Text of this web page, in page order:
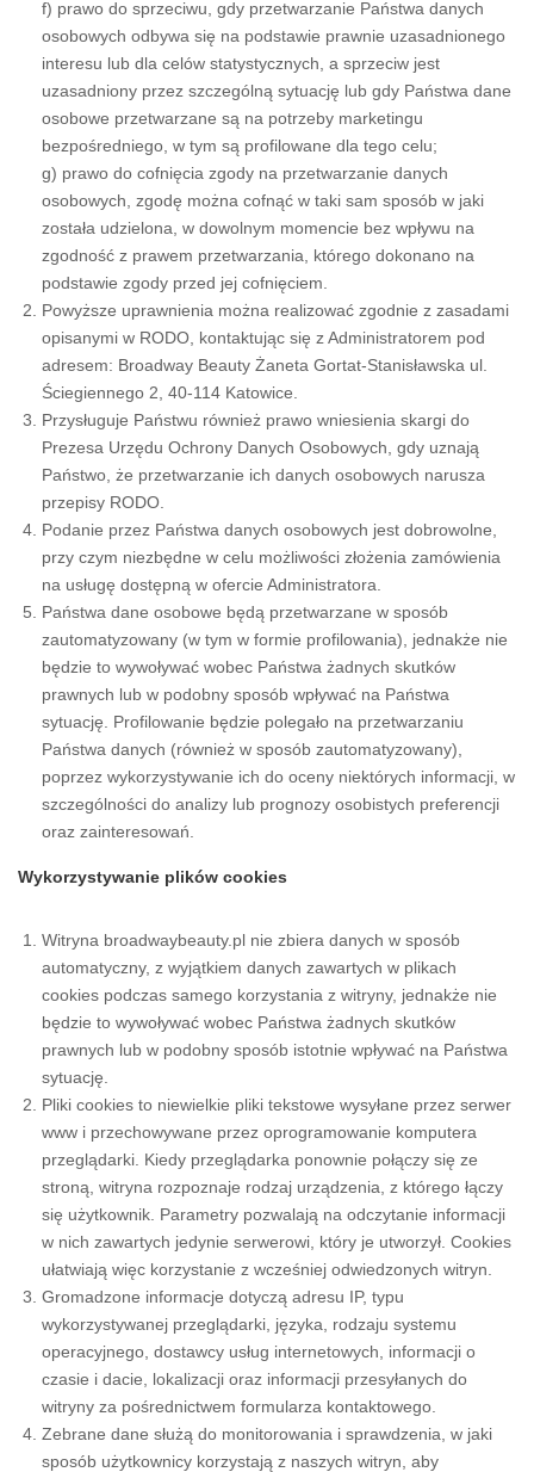
f) prawo do sprzeciwu, gdy przetwarzanie Państwa danych
osobowych odbywa się na podstawie prawnie uzasadnionego
interesu lub dla celów statystycznych, a sprzeciw jest
uzasadniony przez szczególną sytuację lub gdy Państwa dane
osobowe przetwarzane są na potrzeby marketingu
bezpośredniego, w tym są profilowane dla tego celu;
g) prawo do cofnięcia zgody na przetwarzanie danych
osobowych, zgodę można cofnąć w taki sam sposób w jaki
została udzielona, w dowolnym momencie bez wpływu na
zgodność z prawem przetwarzania, którego dokonano na
podstawie zgody przed jej cofnięciem.
Powyższe uprawnienia można realizować zgodnie z zasadami
opisanymi w RODO, kontaktując się z Administratorem pod
adresem: Broadway Beauty Żaneta Gortat-Stanisławska ul.
Ściegiennego 2, 40-114 Katowice.
Przysługuje Państwu również prawo wniesienia skargi do
Prezesa Urzędu Ochrony Danych Osobowych, gdy uznają
Państwo, że przetwarzanie ich danych osobowych narusza
przepisy RODO.
Podanie przez Państwa danych osobowych jest dobrowolne,
przy czym niezbędne w celu możliwości złożenia zamówienia
na usługę dostępną w ofercie Administratora.
Państwa dane osobowe będą przetwarzane w sposób
zautomatyzowany (w tym w formie profilowania), jednakże nie
będzie to wywoływać wobec Państwa żadnych skutków
prawnych lub w podobny sposób wpływać na Państwa
sytuację. Profilowanie będzie polegało na przetwarzaniu
Państwa danych (również w sposób zautomatyzowany),
poprzez wykorzystywanie ich do oceny niektórych informacji, w
szczególności do analizy lub prognozy osobistych preferencji
oraz zainteresowań.
Wykorzystywanie plików cookies
Witryna broadwaybeauty.pl nie zbiera danych w sposób
automatyczny, z wyjątkiem danych zawartych w plikach
cookies podczas samego korzystania z witryny, jednakże nie
będzie to wywoływać wobec Państwa żadnych skutków
prawnych lub w podobny sposób istotnie wpływać na Państwa
sytuację.
Pliki cookies to niewielkie pliki tekstowe wysyłane przez serwer
www i przechowywane przez oprogramowanie komputera
przeglądarki. Kiedy przeglądarka ponownie połączy się ze
stroną, witryna rozpoznaje rodzaj urządzenia, z którego łączy
się użytkownik. Parametry pozwalają na odczytanie informacji
w nich zawartych jedynie serwerowi, który je utworzył. Cookies
ułatwiają więc korzystanie z wcześniej odwiedzonych witryn.
Gromadzone informacje dotyczą adresu IP, typu
wykorzystywanej przeglądarki, języka, rodzaju systemu
operacyjnego, dostawcy usług internetowych, informacji o
czasie i dacie, lokalizacji oraz informacji przesyłanych do
witryny za pośrednictwem formularza kontaktowego.
Zebrane dane służą do monitorowania i sprawdzenia, w jaki
sposób użytkownicy korzystają z naszych witryn, aby